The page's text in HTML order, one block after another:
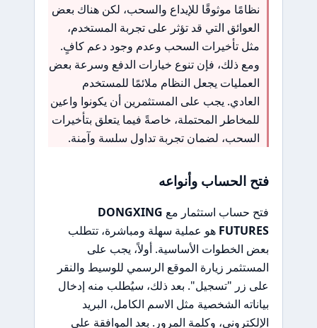
نظامًا موثوقًا للإيداع والسحب، لكن هناك بعض
العوائق التي قد تؤثر على تجربة المستخدم،
مثل تأخيرات السحب وعدم وجود دعم كافٍ.
ومع ذلك، فإن تنوع خيارات الدفع وسرعة بعض
العمليات يجعل النظام ملائمًا للمستخدم
العادي. يجب على المستثمرين أن يكونوا واعين
للمخاطر المحتملة، خاصةً فيما يتعلق بتأخيرات
السحب، لضمان تجربة تداول سلسة وآمنة.
فتح الحساب وأنواعه
فتح حساب استثمار مع DONGXING
FUTURES هو عملية سهلة ومباشرة، تتطلب
بعض الخطوات الأساسية. أولاً، يجب على
المستثمر زيارة الموقع الرسمي للوسيط والنقر
على زر "تسجيل". بعد ذلك، سيُطلب منه إدخال
بياناته الشخصية مثل الاسم الكامل، البريد
الإلكتروني، وكلمة المرور. بعد الموافقة على